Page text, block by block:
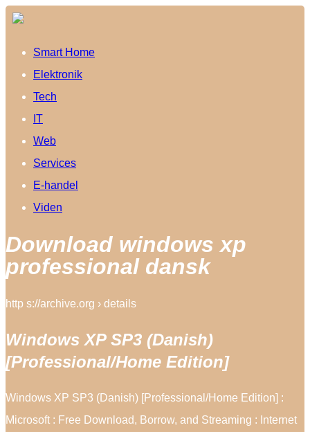
Smart Home
Elektronik
Tech
IT
Web
Services
E-handel
Viden
Download windows xp
professional dansk
http s://archive.org › details
Windows XP SP3 (Danish)
[Professional/Home Edition]
Windows XP SP3 (Danish) [Professional/Home Edition] :
Microsoft : Free Download, Borrow, and Streaming : Internet